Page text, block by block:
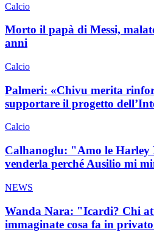
Calcio
Morto il papà di Messi,
anni
Calcio
Palmeri: «Chivu merita
supportare il progetto
Calcio
Calhanoglu: "Amo le Harley
venderla perché Ausilio mi
NEWS
Wanda Nara: "Icardi? Chi
immaginate cosa fa in